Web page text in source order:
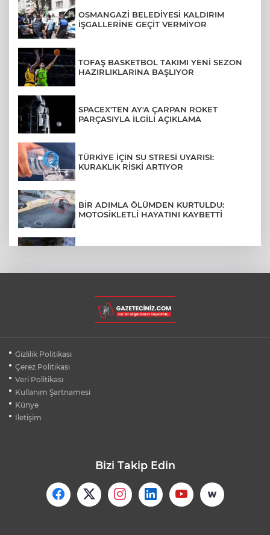
OSMANGAZİ BELEDİYESİ KALDIRIM
İŞGALLERİNE GEÇİT VERMİYOR
TOFAŞ BASKETBOL TAKIMI YENİ SEZON
HAZIRLIKLARINA BAŞLIYOR
SPACEX'TEN AY'A ÇARPAN ROKET
PARÇASIYLA İLGİLİ AÇIKLAMA
TÜRKİYE İÇİN SU STRESİ UYARISI:
KURAKLIK RİSKİ ARTIYOR
BİR ADIMLA ÖLÜMDEN KURTULDU:
MOTOSİKLETLİ HAYATINI KAYBETTİ
BURSA ŞEHİR HASTANESİ OTOPARKI
AĞUSTOS AYINDA HİZMETE AÇILIYOR
KÜBRA DENİZCİ KESKİN KUPASINI
Gizlilik Politikası
Çerez Politikası
Veri Politikası
Kullanım Şartnamesi
Künye
İletişim
Bizi Takip Edin